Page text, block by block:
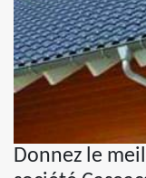
Donnez le